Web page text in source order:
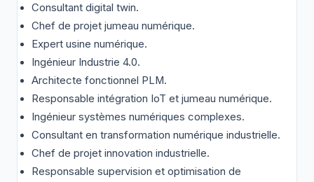
Consultant digital twin.
Chef de projet jumeau numérique.
Expert usine numérique.
Ingénieur Industrie 4.0.
Architecte fonctionnel PLM.
Responsable intégration IoT et jumeau numérique.
Ingénieur systèmes numériques complexes.
Consultant en transformation numérique industrielle.
Chef de projet innovation industrielle.
Responsable supervision et optimisation de